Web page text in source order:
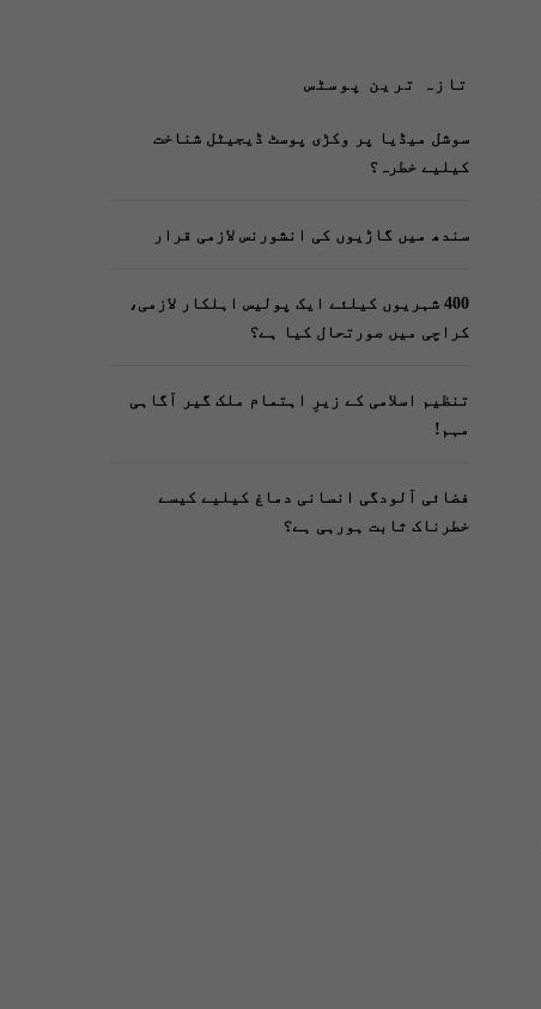
تازہ ترین پوسٹس
سوشل میڈیا پر وکڑی پوسٹ ڈیجیٹل شناخت
کیلیے خطرہ؟
سندھ میں گاڑیوں کی انشورنس لازمی قرار
400 شہریوں کیلئے ایک پولیس اہلکار لازمی،
کراچی میں صورتحال کیا ہے؟
تنظیم اسلامی کے زیرِ اہتمام ملک گیر آگاہی
مہم!
فضائی آلودگی انسانی دماغ کیلیے کیسے
خطرناک ثابت ہورہی ہے؟